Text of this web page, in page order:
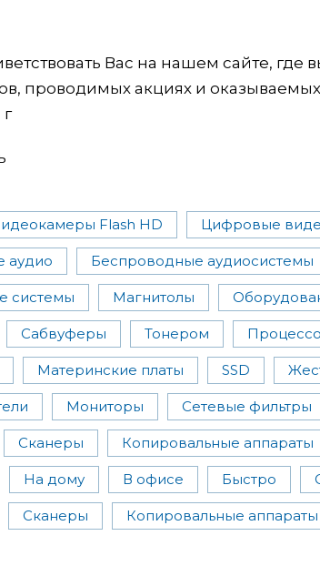
Вас на нашем сайте, где
проводимых акциях и
Flash HD Цифровые
аудио Беспроводные аудиосистемы
системы Магнитолы
Сабвуферы Тонером
Материнские платы SSD
Мониторы Сетевые фильтры
Сканеры Копировальные аппараты
На дому В офисе Быстро
Сканеры Копировальные аппараты